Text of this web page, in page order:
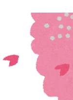
お知らせ
イベント・
YouTube
会社情報